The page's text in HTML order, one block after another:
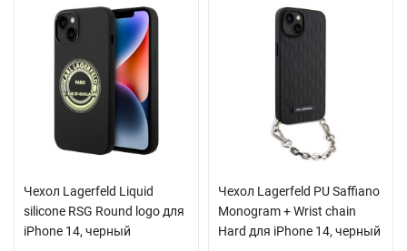
Чехол Lagerfeld Liquid
silicone RSG Round logo для
iPhone 14, черный
Чехол Lagerfeld PU Saffiano
Monogram + Wrist chain
Hard для iPhone 14, черный